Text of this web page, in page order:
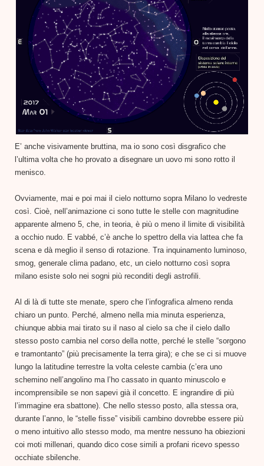
E’ anche visivamente bruttina, ma io sono così disgrafico che
l’ultima volta che ho provato a disegnare un uovo mi sono rotto il
menisco.
Ovviamente, mai e poi mai il cielo notturno sopra Milano lo vedreste
così. Cioè, nell’animazione ci sono tutte le stelle con magnitudine
apparente almeno 5, che, in teoria, è più o meno il limite di visibilità
a occhio nudo. E vabbé, c’è anche lo spettro della via lattea che fa
scena e dà meglio il senso di rotazione. Tra inquinamento luminoso,
smog, generale clima padano, etc, un cielo notturno così sopra
milano esiste solo nei sogni più reconditi degli astrofili.
Al di là di tutte ste menate, spero che l’infografica almeno renda
chiaro un punto. Perché, almeno nella mia minuta esperienza,
chiunque abbia mai tirato su il naso al cielo sa che il cielo dallo
stesso posto cambia nel corso della notte, perché le stelle “sorgono
e tramontanto” (più precisamente la terra gira); e che se ci si muove
lungo la latitudine terrestre la volta celeste cambia (c’era uno
schemino nell’angolino ma l’ho cassato in quanto minuscolo e
incomprensibile se non sapevi già il concetto. E ingrandire di più
l’immagine era sbattone). Che nello stesso posto, alla stessa ora,
durante l’anno, le “stelle fisse” visibili cambino dovrebbe essere più
o meno intuitivo allo stesso modo, ma mentre nessuno ha obiezioni
coi moti millenari, quando dico cose simili a profani ricevo spesso
occhiate sbilenche.